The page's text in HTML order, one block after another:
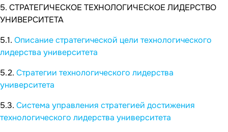
5. СТРАТЕГИЧЕСКОЕ ТЕХНОЛОГИЧЕСКОЕ ЛИДЕРСТВО
УНИВЕРСИТЕТА
5.1. Описание стратегической цели технологического
лидерства университета
5.2. Стратегии технологического лидерства
университета
5.3. Система управления стратегией достижения
технологического лидерства университета